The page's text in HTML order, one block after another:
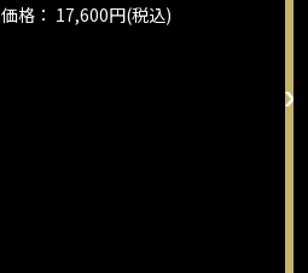
価格： 17,600円(税込)